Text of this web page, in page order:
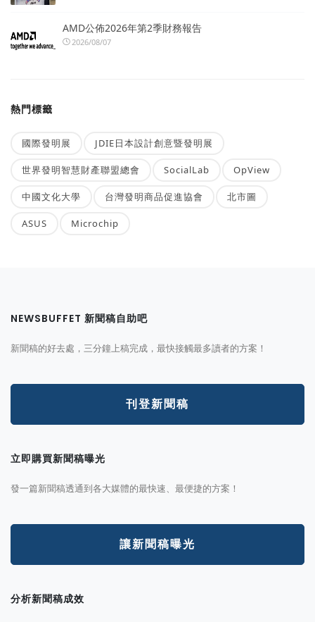
AMD公佈2026年第2季財務報告
2026/08/07
熱門標籤
國際發明展 JDIE日本設計創意暨發明展
世界發明智慧財產聯盟總會 SocialLab OpView
中國文化大學 台灣發明商品促進協會 北市圖
ASUS Microchip
NEWSBUFFET 新聞稿自助吧
新聞稿的好去處，三分鐘上稿完成，最快接觸最多讀者的方案！
刊登新聞稿
立即購買新聞稿曝光
發一篇新聞稿透通到各大媒體的最快速、最便捷的方案！
讓新聞稿曝光
分析新聞稿成效